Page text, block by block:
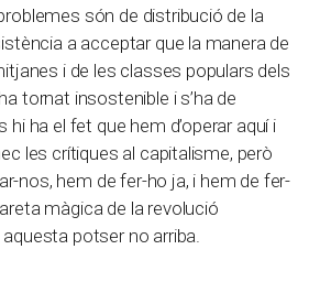
són de distribució de la
a acceptar que la manera de
i de les classes populars dels
tornat insostenible i s’ha de
ha el fet que hem d’operar aquí i
les crítiques al capitalisme, però
nos, hem de fer-ho ja, i hem de fer-
màgica de la revolució
potser no arriba.